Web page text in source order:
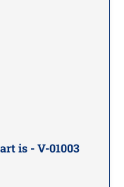
is - V-01003